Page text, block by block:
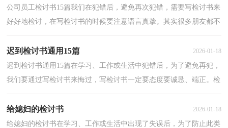
公司员工检讨书15篇我们在犯错后，避免再次犯错，需要写检讨书来
好好地检讨，在写检讨书的时候要注意语言真挚。其实很多朋友都不
迟到检讨书通用15篇 2026-01-18
迟到检讨书通用15篇在学习、工作或生活中犯错后，为了避免再犯，
我们要通过写检讨书来悔过，写检讨书一定要态度要诚恳、端正。检
给媳妇的检讨书 2026-01-18
给媳妇的检讨书在学习、工作或生活中出现了失误后，为了防止此类